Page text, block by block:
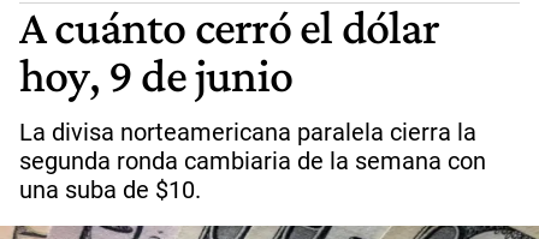
A cuánto cerró el dólar
hoy, 9 de junio
La divisa norteamericana paralela cierra la
segunda ronda cambiaria de la semana con
una suba de $10.